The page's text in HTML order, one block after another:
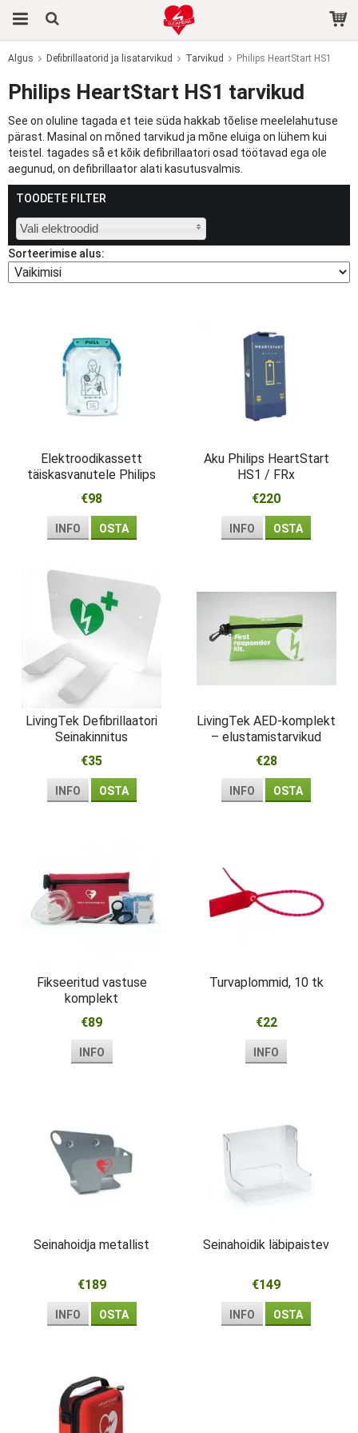
Algus Defibrillaatorid ja lisatarvikud Tarvikud Philips HeartStart HS1
Philips HeartStart HS1 tarvikud
See on oluline tagada et teie süda hakkab tõelise meelelahutuse
pärast. Masinal on mõned tarvikud ja mõne eluiga on lühem kui
teistel. tagades så et kõik defibrillaatori osad töötavad ega ole
aegunud, on defibrillaator alati kasutusvalmis.
TOODETE FILTER
Vali elektroodid
Sorteerimise alus:
Elektroodikassett
täiskasvanutele Philips
HeartStart HS1
€98
INFO OSTA
Aku Philips HeartStart
HS1 / FRx
€220
INFO OSTA
LivingTek Defibrillaatori
Seinakinnitus
€35
INFO OSTA
LivingTek AED-komplekt
– elustamistarvikud
esmareageerijale
€28
INFO OSTA
Fikseeritud vastuse
komplekt
€89
INFO
Turvaplommid, 10 tk
€22
INFO
Seinahoidja metallist
€189
INFO OSTA
Seinahoidik läbipaistev
€149
INFO OSTA